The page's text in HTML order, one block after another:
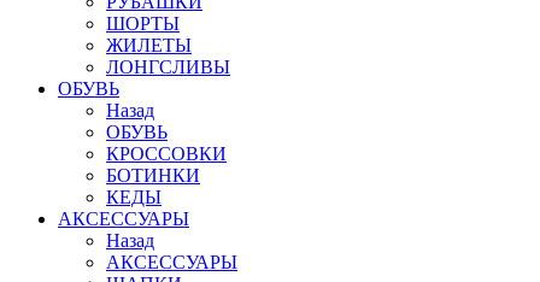
ШОРТЫ
ЖИЛЕТЫ
ЛОНГСЛИВЫ
ОБУВЬ
Назад
ОБУВЬ
КРОССОВКИ
БОТИНКИ
КЕДЫ
АКСЕССУАРЫ
Назад
АКСЕССУАРЫ